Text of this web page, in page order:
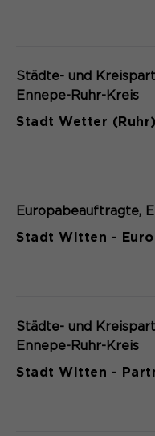
Städte- und
Ennepe-Ruhr-Kreis
Stadt Wetter
Europabeauftragte
Stadt Witten -
Städte- und
Ennepe-Ruhr-Kreis
Stadt Witten -